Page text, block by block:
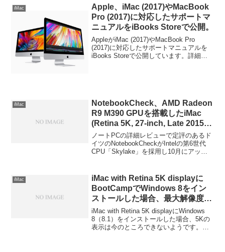
れも角が丸く同じようなデザインになっ
ていると思って LG LM270WQ1-SDF1の
データシートを調べてみたところ…。詳
細は以下から。
iMac
Apple、iMac (2017)やMacBook
Pro (2017)に対応したサポートマ
ニュアルをiBooks Storeで公開。
AppleがiMac (2017)やMacBook Pro
(2017)に対応したサポートマニュアルを
iBooks Storeで公開しています。詳細は
iMac
NotebookCheck、AMD Radeon
R9 M390 GPUを搭載したiMac
(Retina 5K, 27-inch, Late 2015)
のレビューを公開。
ノートPCの詳細レビューで定評のあるド
イツのNotebookCheckがIntelの第6世代
CPU「Skylake」を採用し10月にアップ
iMac
iMac with Retina 5K displayに
BootCampでWindows 8をイン
ストールした場合、最大解像度は
4K(3840×2160) 60Hzまでのもよ
う。
iMac with Retina 5K displayにWindows
8（8.1）をインストールした場合、5Kの
表示は今のところできないようです。詳